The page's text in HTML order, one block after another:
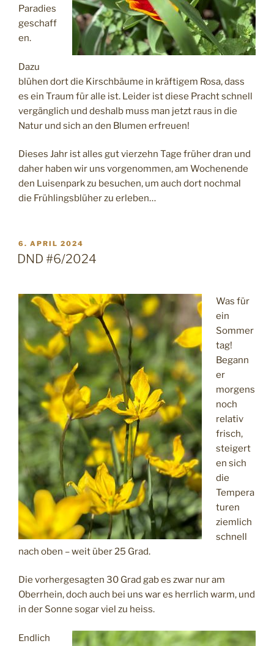
Paradies
geschaff
en.
Dazu
blühen dort die Kirschbäume in kräftigem Rosa, dass
es ein Traum für alle ist. Leider ist diese Pracht schnell
vergänglich und deshalb muss man jetzt raus in die
Natur und sich an den Blumen erfreuen!
Dieses Jahr ist alles gut vierzehn Tage früher dran und
daher haben wir uns vorgenommen, am Wochenende
den Luisenpark zu besuchen, um auch dort nochmal
die Frühlingsblüher zu erleben…
VERÖFFENTLICHT
AM
6. APRIL 2024
DND #6/2024
Was für
ein
Sommer
tag!
Begann
er
morgens
noch
relativ
frisch,
steigert
en sich
die
Tempera
turen
ziemlich
schnell
nach oben – weit über 25 Grad.
Die vorhergesagten 30 Grad gab es zwar nur am
Oberrhein, doch auch bei uns war es herrlich warm, und
in der Sonne sogar viel zu heiss.
Endlich